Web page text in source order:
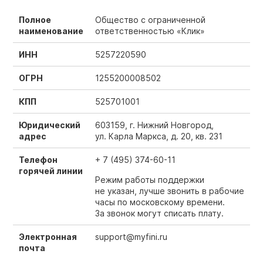
Полное
наименование
Общество с ограниченной
ответственностью «Клик»
ИНН 5257220590
ОГРН 1255200008502
КПП 525701001
Юридический
адрес
603159, г. Нижний Новгород,
ул. Карла Маркса, д. 20, кв. 231
Телефон
горячей линии
+ 7 (495) 374-60-11
Режим работы поддержки
не указан, лучше звонить в рабочие
часы по московскому времени.
За звонок могут списать плату.
Электронная
почта
support@myfini.ru